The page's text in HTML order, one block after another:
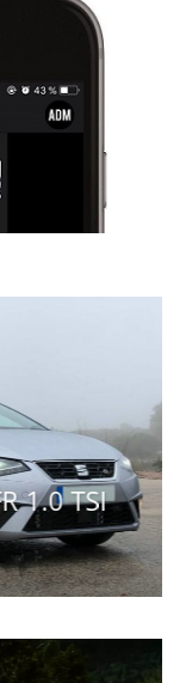
1.0 TSI